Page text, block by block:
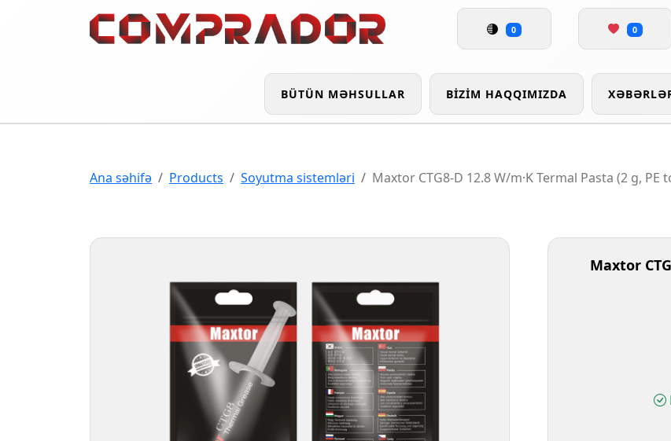
0 0
BÜTÜN MƏHSULLAR BIZIM HAQQIMIZDA
Ana səhifə Products Soyutma sistemləri Maxtor CTG8-D 12.8 W/m·K Termal Pasta (2 g, PE
Maxtor